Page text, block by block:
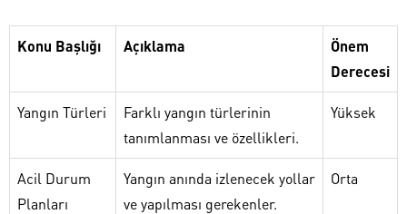
Konu Başlığı Açıklama
Önem
Derecesi
Yangın Türleri
Farklı yangın türlerinin
tanımlanması ve özellikleri.
Yüksek
Acil Durum
Planları
Yangın anında izlenecek yollar
ve yapılması gerekenler.
Orta